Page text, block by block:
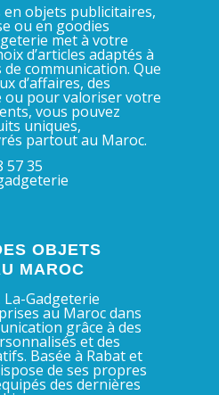
objets publicitaires,
ou en goodies
met à votre
d’articles adaptés à
communication. Que
d’affaires, des
ou pour valoriser votre
vous pouvez
uniques,
partout au Maroc.
57 35
OBJETS
MAROC
Gadgeterie
au Maroc dans
grâce à des
et des
Basée à Rabat et
de ses propres
des dernières